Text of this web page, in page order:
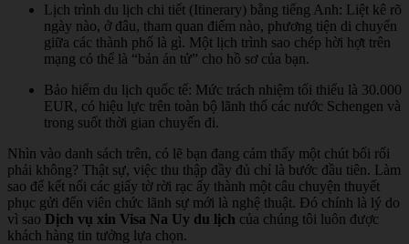
Lịch trình du lịch chi tiết (Itinerary) bằng tiếng Anh: Liệt kê rõ
ngày nào, ở đâu, tham quan điểm nào, phương tiện di chuyển
giữa các thành phố là gì. Một lịch trình sao chép hời hợt trên
mạng có thể là “bản án tử” cho hồ sơ của bạn.
Bảo hiểm du lịch quốc tế: Mức trách nhiệm tối thiểu là 30.000
EUR, có hiệu lực trên toàn bộ lãnh thổ các nước Schengen và
trong suốt thời gian chuyến đi.
Nhìn vào danh sách trên, có lẽ bạn đang cảm thấy một chút bối rối
phải không? Thật sự, việc thu thập đầy đủ chỉ là bước đầu tiên. Làm
sao để kết nối các giấy tờ rời rạc ấy thành một câu chuyện thuyết
phục gửi đến viên chức lãnh sự mới là nghệ thuật. Đó chính là lý do
vì sao Dịch vụ xin Visa Na Uy du lịch của chúng tôi luôn được
khách hàng tin tưởng lựa chọn.